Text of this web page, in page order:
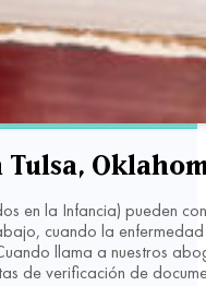
Tulsa,
en la Infancia) pueden
cuando la
llama a nuestros
de verificación de